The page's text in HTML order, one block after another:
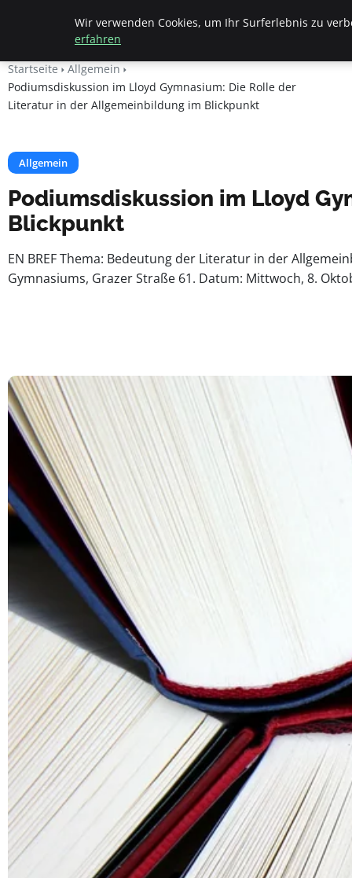
Beyond Surface
Startseite
Allgemein
Podiumsdiskussion im Lloyd Gymnasium: Die Rolle der
Literatur in der Allgemeinbildung im Blickpunkt
Allgemein
Podiumsdiskussion im Lloyd
Blickpunkt
EN BREF Thema: Bedeutung der Literatur in der
Gymnasiums, Grazer Straße 61. Datum: Mittwoch, 8.
Wir verwenden Cookies, um Ihr Surferlebnis zu
erfahren